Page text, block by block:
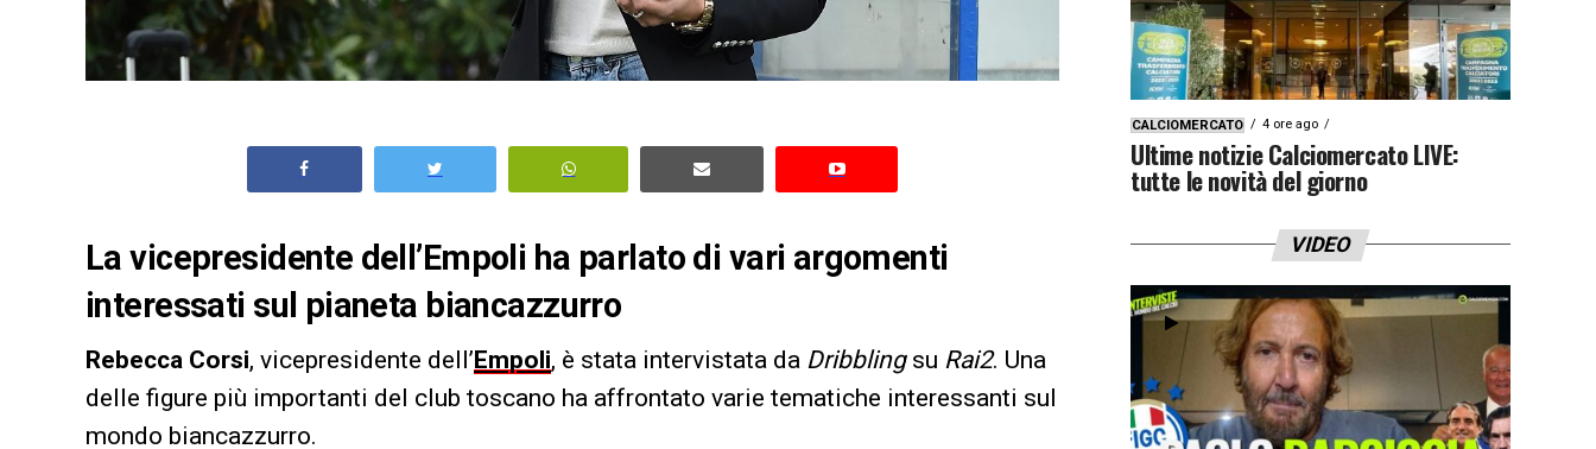
La vicepresidente dell’Empoli ha parlato di vari argomenti
interessati sul pianeta biancazzurro
Rebecca Corsi, vicepresidente dell’Empoli, è stata intervistata da Dribblingsu Rai2. Una
delle figure più importanti del club toscano ha affrontato varie tematiche interessanti sul
mondo biancazzurro.
CALCIOMERCATO 4 ore ago
Ultime notizie Calciomercato LIVE:
tutte le novità del giorno
VIDEO